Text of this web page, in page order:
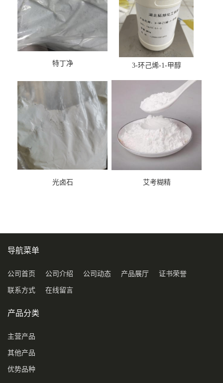
特丁净 3-环己烯-1-甲醇
光卤石 艾考糊精
导航菜单
公司首页 公司介绍 公司动态 产品展厅 证书荣誉
联系方式 在线留言
产品分类
主营产品
其他产品
优势品种